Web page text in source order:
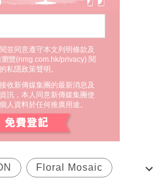
並同意遵守本文列明條款及
覽(nmg.com.hk/privacy) 閱
私隱政策聲明。
收新傳媒集團的最新消息及
訊，本人同意新傳媒集團使
人資料於任何推廣用途。
Floral Mosaic